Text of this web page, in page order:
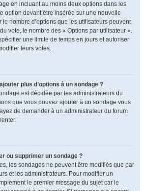
en incluant au moins deux options dans les
option devant être insérée sur une nouvelle
le nombre d’options que les utilisateurs peuvent
vote, le nombre des « Options par utilisateur ».
une limite de temps en jours et autoriser
leurs votes.
plus d’options à un sondage ?
est décidée par les administrateurs du
que vous pouvez ajouter à un sondage vous
de demander à un administrateur du forum
ou supprimer un sondage ?
les sondages ne peuvent être modifiés que par
et les administrateurs. Pour modifier un
le premier message du sujet car le